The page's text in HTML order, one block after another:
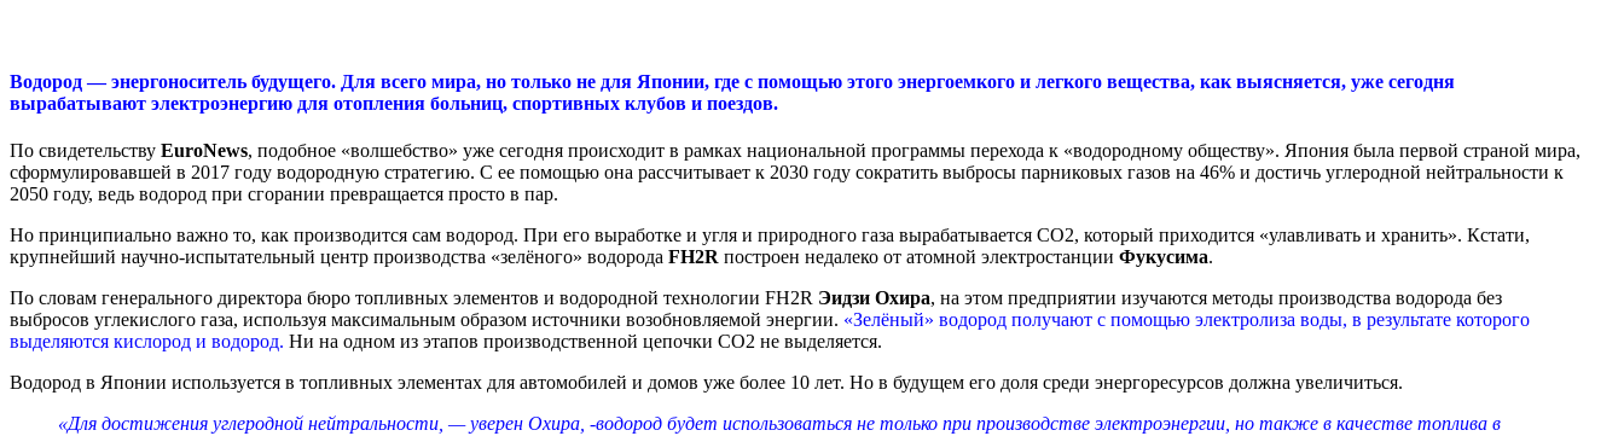
Водород — энергоноситель будущего. Для всего мира, но только не для Японии, где с помощью этого энергоемкого и легкого вещества, как выясняется, уже сегодня
вырабатывают электроэнергию для отопления больниц, спортивных клубов и поездов.
По свидетельству EuroNews, подобное «волшебство» уже сегодня происходит в рамках национальной программы перехода к «водородному обществу». Япония была первой страной мира,
сформулировавшей в 2017 году водородную стратегию. С ее помощью она рассчитывает к 2030 году сократить выбросы парниковых газов на 46% и достичь углеродной нейтральности к
2050 году, ведь водород при сгорании превращается просто в пар.
Но принципиально важно то, как производится сам водород. При его выработке и угля и природного газа вырабатывается CO2, который приходится «улавливать и хранить». Кстати,
крупнейший научно-испытательный центр производства «зелёного» водорода FH2R построен недалеко от атомной электростанции Фукусима.
По словам генерального директора бюро топливных элементов и водородной технологии FH2R Эидзи Охира, на этом предприятии изучаются методы производства водорода без
выбросов углекислого газа, используя максимальным образом источники возобновляемой энергии. «Зелёный» водород получают с помощью электролиза воды, в результате которого
выделяются кислород и водород. Ни на одном из этапов производственной цепочки CO2 не выделяется.
Водород в Японии используется в топливных элементах для автомобилей и домов уже более 10 лет. Но в будущем его доля среди энергоресурсов должна увеличиться.
«Для достижения углеродной нейтральности, — уверен Охира, -водород будет использоваться не только при производстве электроэнергии, но также в качестве топлива в